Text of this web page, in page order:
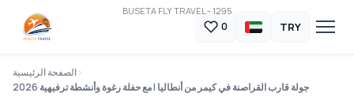
BUSETA FLY TRAVEL - 1295
0 TRY
الصفحة الرئيسية
جولة قارب القراصنة في كيمر من أنطاليا | مع حفلة رغوة وأنشطة ترفيهية 2026